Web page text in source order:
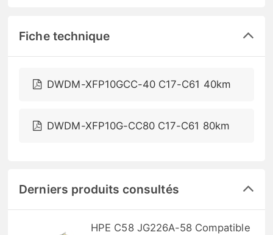
Fiche technique
DWDM-XFP10GCC-40 C17-C61 40km
DWDM-XFP10G-CC80 C17-C61 80km
Derniers produits consultés
HPE C58 JG226A-58 Compatible